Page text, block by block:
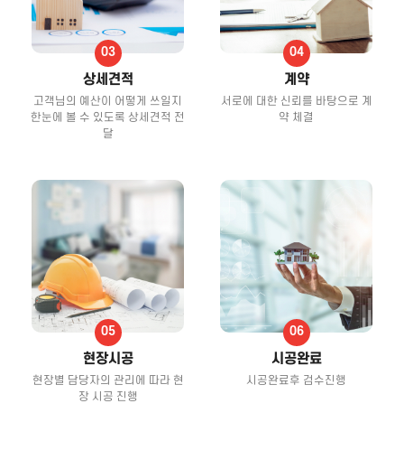
상세견적
고객님의 예산이 어떻게 쓰일지
한눈에 볼 수 있도록 상세견적 전
달
계약
서로에 대한 신뢰를 바탕으로 계
약 체결
현장시공
현장별 담당자의 관리에 따라 현
장 시공 진행
시공완료
시공완료후 검수진행